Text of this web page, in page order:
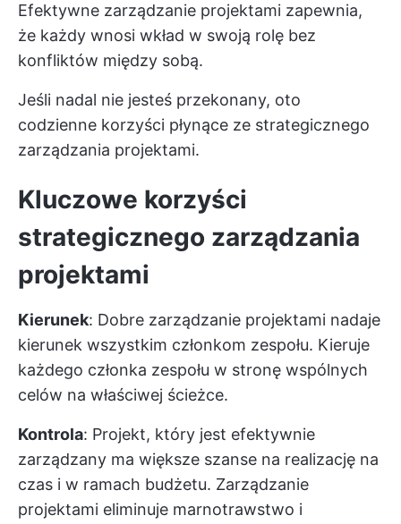
Efektywne zarządzanie projektami zapewnia,
że każdy wnosi wkład w swoją rolę bez
konfliktów między sobą.
Jeśli nadal nie jesteś przekonany, oto
codzienne korzyści płynące ze strategicznego
zarządzania projektami.
Kluczowe korzyści
strategicznego zarządzania
projektami
Kierunek: Dobre zarządzanie projektami nadaje
kierunek wszystkim członkom zespołu. Kieruje
każdego członka zespołu w stronę wspólnych
celów na właściwej ścieżce.
Kontrola: Projekt, który jest efektywnie
zarządzany ma większe szanse na realizację na
czas i w ramach budżetu. Zarządzanie
projektami eliminuje marnotrawstwo i